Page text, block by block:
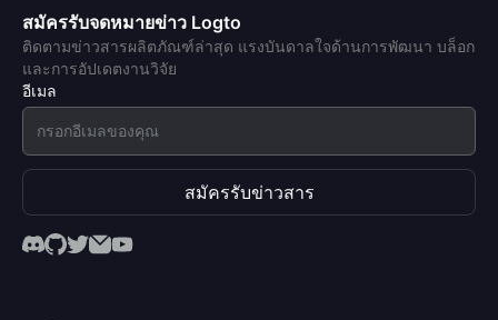
สมัครรับจดหมายข่าว Logto
ติดตามข่าวสารผลิตภัณฑ์ล่าสุด แรงบันดาลใจด้านการพัฒนา บล็อก
และการอัปเดตงานวิจัย
อีเมล
สมัครรับข่าวสาร